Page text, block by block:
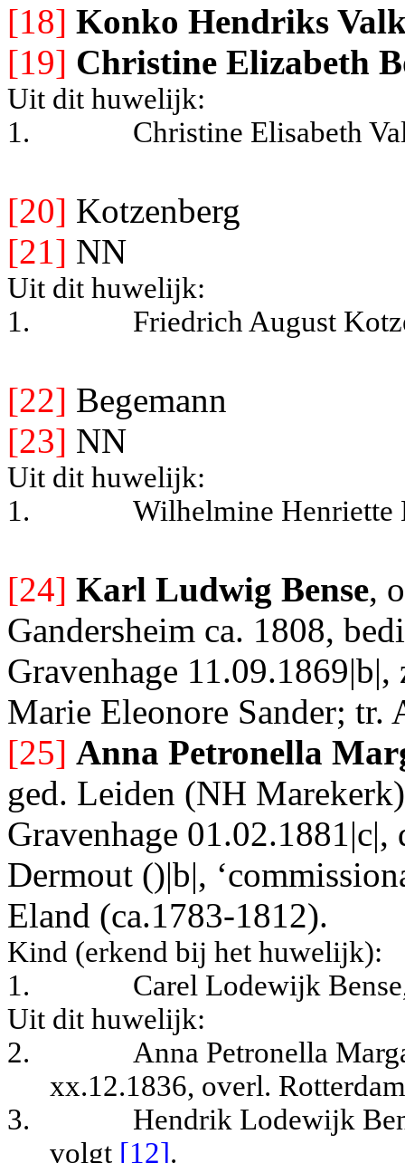
[18] Konko Hendriks
[19] Christine Elizabeth
Uit dit huwelijk:
1.
Christine Elisabeth
[20] Kotzenberg
[21] NN
Uit dit huwelijk:
1.
Friedrich August
[22] Begemann
[23] NN
Uit dit huwelijk:
1.
Wilhelmine Henriette
[24] Karl Ludwig Bense,
Gandersheim ca. 1808,
Gravenhage
Marie Eleonore Sander; tr.
[25] Anna Petronella
ged. Leiden (NH
Gravenhage
Dermout ()|b|,
Eland (ca.1783-1812).
Kind (erkend bij het huwelijk):
1.
Carel Lodewijk
Uit dit huwelijk:
2.
Anna Petronella
xx.12.1836, overl.
3.
Hendrik Lodewijk
volgt [12].